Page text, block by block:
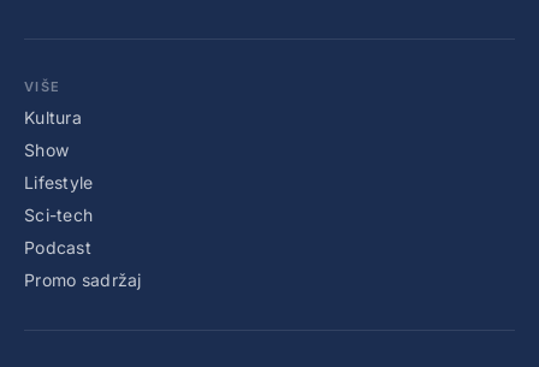
VIŠE
Kultura
Show
Lifestyle
Sci-tech
Podcast
Promo sadržaj